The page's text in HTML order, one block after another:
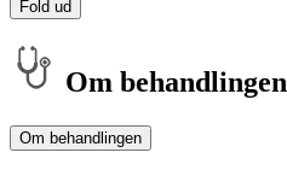
Fold ud
Om behandlingen
Om behandlingen